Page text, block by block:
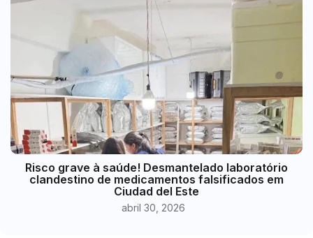
Risco grave à saúde! Desmantelado laboratório
clandestino de medicamentos falsificados em
Ciudad del Este
abril 30, 2026